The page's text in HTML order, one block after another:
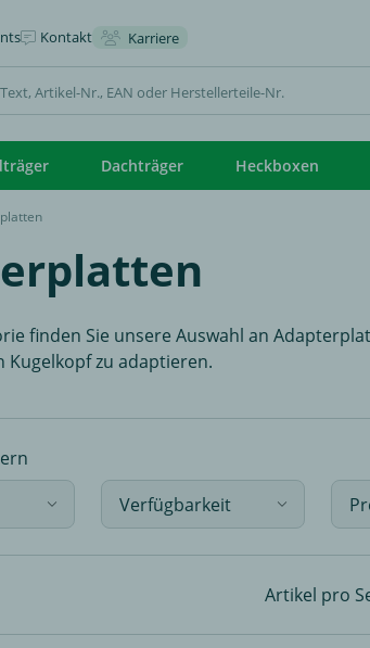
Kontakt Karriere
Dachträger Heckboxen
finden Sie unsere Auswahl an
Kugelkopf zu adaptieren.
Verfügbarkeit
Artikel pro